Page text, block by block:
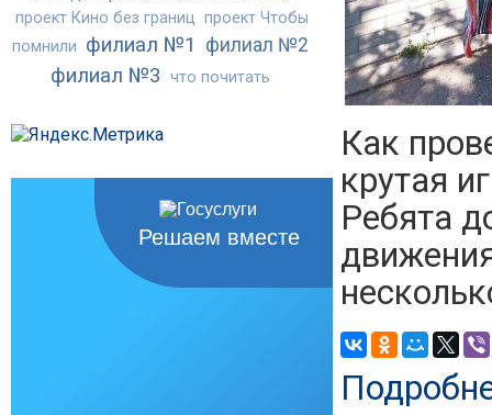
проект Кино без границ проект Чтобы
помнили филиал №1 филиал №2
филиал №3 что почитать
Решаем вместе
Как
крутая
Ребята